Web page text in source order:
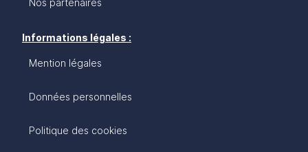
Nos partenaires
Informations légales :
Mention légales
Données personnelles
Politique des cookies